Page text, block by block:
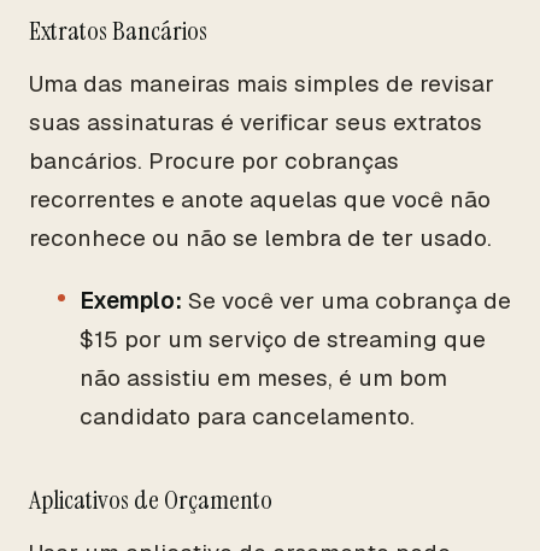
Extratos Bancários
Uma das maneiras mais simples de revisar
suas assinaturas é verificar seus extratos
bancários. Procure por cobranças
recorrentes e anote aquelas que você não
reconhece ou não se lembra de ter usado.
Exemplo: Se você ver uma cobrança de
$15 por um serviço de streaming que
não assistiu em meses, é um bom
candidato para cancelamento.
Aplicativos de Orçamento